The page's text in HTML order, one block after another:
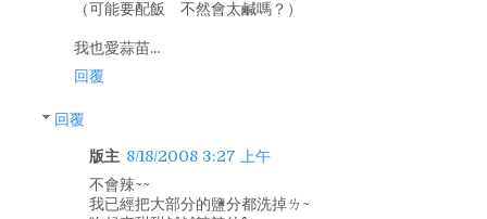
（可能要配飯 不然會太鹹嗎？）
我也愛蒜苗...
回覆
回覆
版主 8/18/2008 3:27 上午
不會辣~~
我已經把大部分的鹽分都洗掉ㄌ~